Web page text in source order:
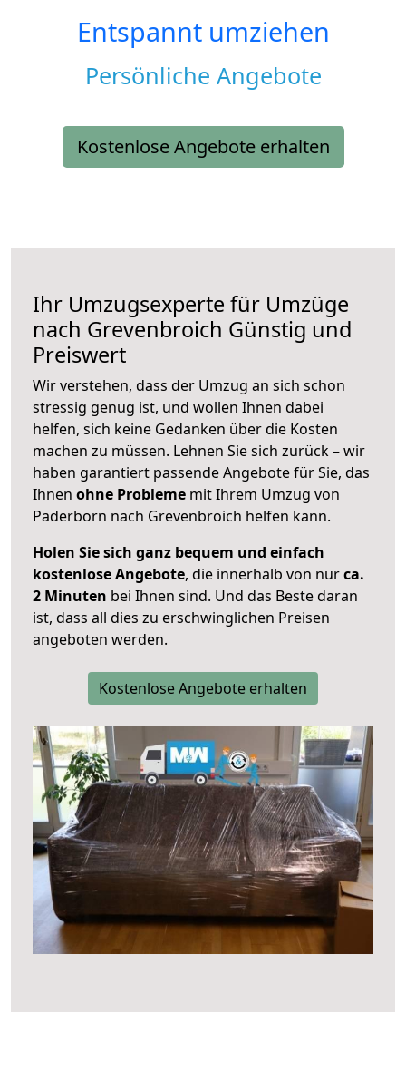
Entspannt umziehen
Persönliche Angebote
Kostenlose Angebote erhalten
Ihr Umzugsexperte für Umzüge
nach Grevenbroich Günstig und
Preiswert
Wir verstehen, dass der Umzug an sich schon
stressig genug ist, und wollen Ihnen dabei
helfen, sich keine Gedanken über die Kosten
machen zu müssen. Lehnen Sie sich zurück – wir
haben garantiert passende Angebote für Sie, das
Ihnen ohne Probleme mit Ihrem Umzug von
Paderborn nach Grevenbroich helfen kann.
Holen Sie sich ganz bequem und einfach
kostenlose Angebote, die innerhalb von nurca.
2 Minuten bei Ihnen sind. Und das Beste daran
ist, dass all dies zu erschwinglichen Preisen
angeboten werden.
Kostenlose Angebote erhalten